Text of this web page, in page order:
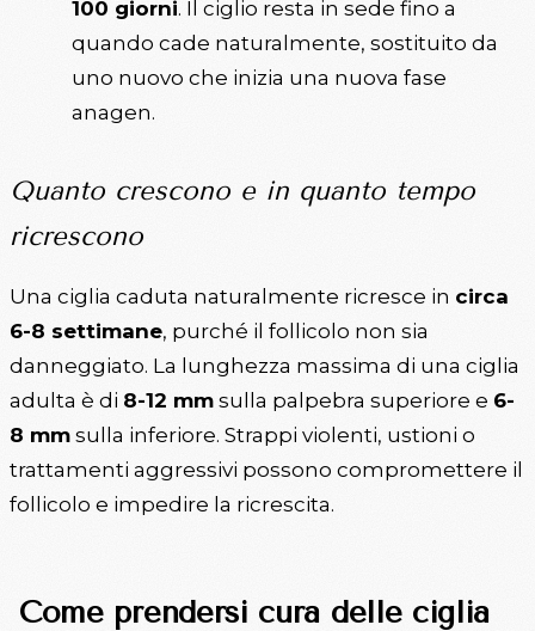
100 giorni. Il ciglio resta in sede fino a
quando cade naturalmente, sostituito da
uno nuovo che inizia una nuova fase
anagen.
Quanto crescono e in quanto tempo
ricrescono
Una ciglia caduta naturalmente ricresce in circa
6-8 settimane, purché il follicolo non sia
danneggiato. La lunghezza massima di una ciglia
adulta è di 8-12 mm sulla palpebra superiore e 6-
8 mm sulla inferiore. Strappi violenti, ustioni o
trattamenti aggressivi possono compromettere il
follicolo e impedire la ricrescita.
Come prendersi cura delle ciglia